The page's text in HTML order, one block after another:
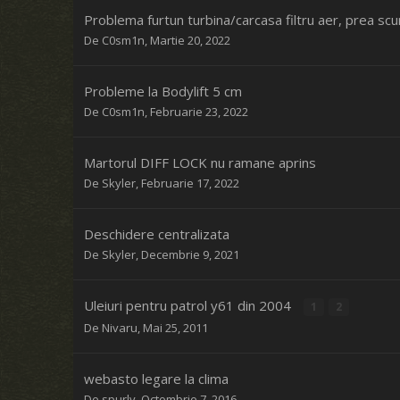
Problema furtun turbina/carcasa filtru aer, prea
De C0sm1n, Martie 20, 2022
Probleme la Bodylift 5 cm
De C0sm1n, Februarie 23, 2022
Martorul DIFF LOCK nu ramane aprins
De Skyler, Februarie 17, 2022
Deschidere centralizata
De Skyler, Decembrie 9, 2021
Uleiuri pentru patrol y61 din 2004
De Nivaru, Mai 25, 2011
webasto legare la clima